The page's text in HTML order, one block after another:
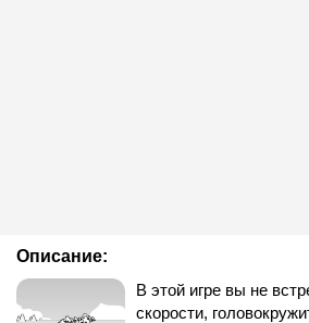
Описание:
В этой игре вы не
скорости,